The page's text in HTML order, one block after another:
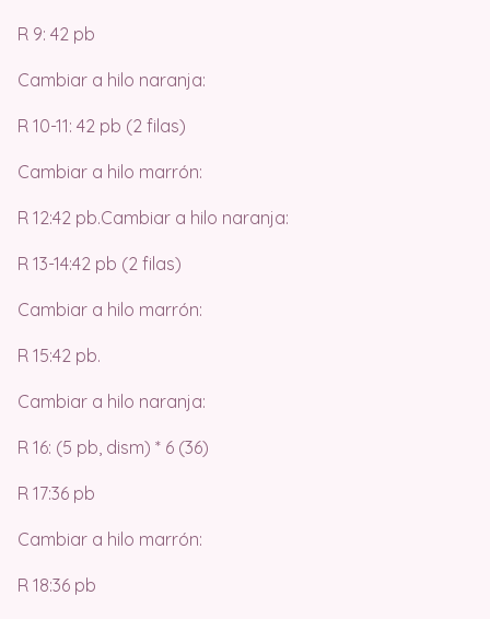
R 9: 42 pb
Cambiar a hilo naranja:
R 10-11: 42 pb (2 filas)
Cambiar a hilo marrón:
R 12:42 pb.Cambiar a hilo naranja:
R 13-14:42 pb (2 filas)
Cambiar a hilo marrón:
R 15:42 pb.
Cambiar a hilo naranja:
R 16: (5 pb, dism) * 6 (36)
R 17:36 pb
Cambiar a hilo marrón:
R 18:36 pb